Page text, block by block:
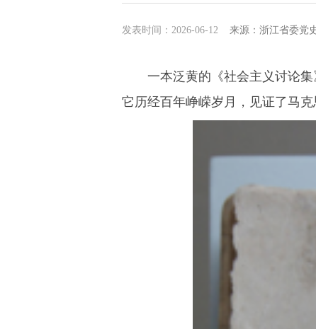
发表时间：2026-06-12 来源：浙江省委党
一本泛黄的《社会主义讨论
它历经百年峥嵘岁月，见证了马